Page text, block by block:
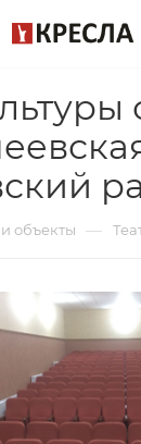
объекты —